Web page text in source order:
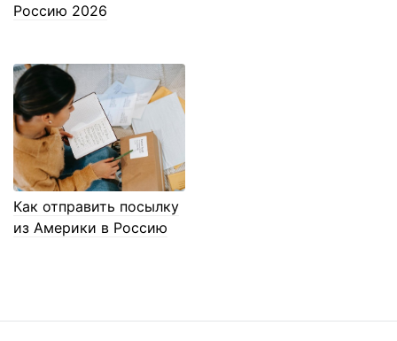
Россию 2026
Как отправить посылку
из Америки в Россию